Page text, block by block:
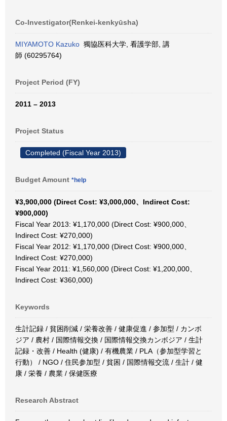
Co-Investigator(Renkei-kenkyūsha)
MIYAMOTO Kazuko 獨協医科大学, 看護学部, 講
師 (60295764)
Project Period (FY)
2011 – 2013
Project Status
Completed (Fiscal Year 2013)
Budget Amount *help
¥3,900,000 (Direct Cost: ¥3,000,000、Indirect Cost:
¥900,000)
Fiscal Year 2013: ¥1,170,000 (Direct Cost: ¥900,000、
Indirect Cost: ¥270,000)
Fiscal Year 2012: ¥1,170,000 (Direct Cost: ¥900,000、
Indirect Cost: ¥270,000)
Fiscal Year 2011: ¥1,560,000 (Direct Cost: ¥1,200,000、
Indirect Cost: ¥360,000)
Keywords
生計記録 / 貧困削減 / 栄養改善 / 健康促進 / 参加型 / カンボ
ジア / 農村 / 国際情報交換 / 国際情報交換カンボジア / 生計
記録・改善 / Health (健康) / 有機農業 / PLA（参加型学習と
行動） / NGO / 住民参加型 / 貧困 / 国際情報交流 / 生計 / 健
康 / 栄養 / 農業 / 保健医療
Research Abstract